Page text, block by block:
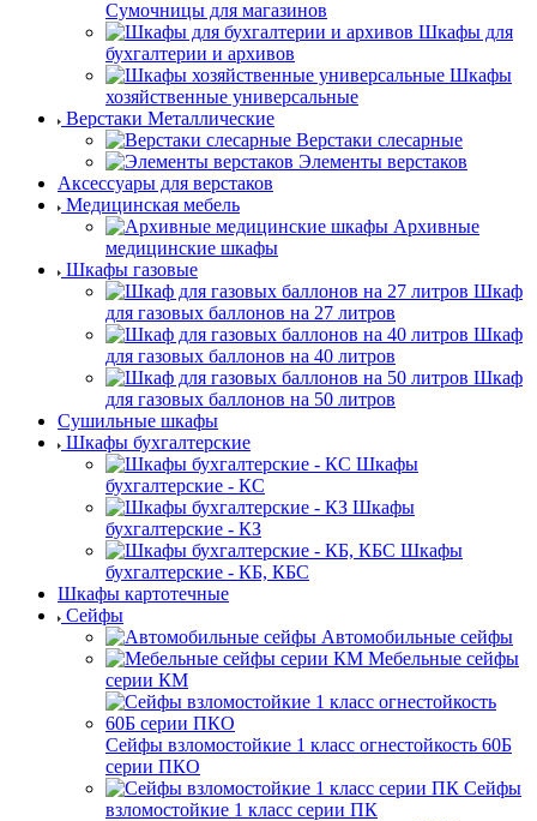
Сумочницы для магазинов
Шкафы для
бухгалтерии и архивов
Шкафы
хозяйственные универсальные
Верстаки Металлические
Верстаки слесарные
Элементы верстаков
Аксессуары для верстаков
Медицинская мебель
Архивные
медицинские шкафы
Шкафы газовые
Шкаф
для газовых баллонов на 27 литров
Шкаф
для газовых баллонов на 40 литров
Шкаф
для газовых баллонов на 50 литров
Сушильные шкафы
Шкафы бухгалтерские
Шкафы
бухгалтерские - КС
Шкафы
бухгалтерские - КЗ
Шкафы
бухгалтерские - КБ, КБС
Шкафы картотечные
Сейфы
Автомобильные сейфы
Мебельные сейфы
серии КМ
Сейфы взломостойкие 1 класс огнестойкость 60Б
серии ПКО
Сейфы
взломостойкие 1 класс серии ПК